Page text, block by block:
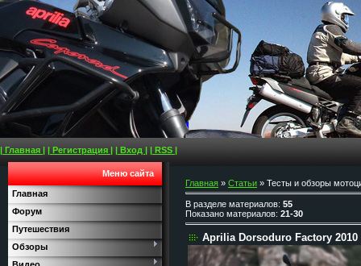
| Главная | | Регистрация | | Вход | | RSS |
Меню сайта
Главная
Форум
Путешествия
Обзоры
Главная » Статьи » Тесты и обзоры
В разделе материалов: 55
Показано материалов: 21-30
Aprilia Dorsoduro Factory 2010